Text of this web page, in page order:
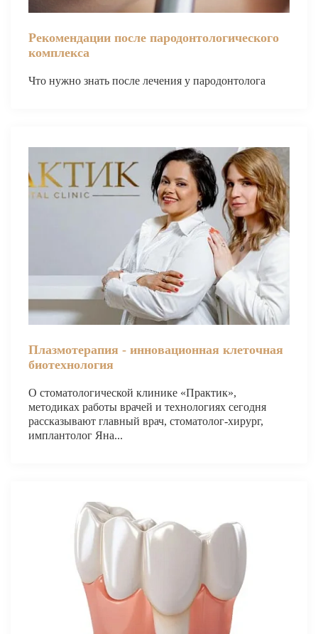
Имплантация верхней челюсти
Имплантационные системы Anthogyr
Коронка на имплант
Коронка на имплант
Восстановление и реставрация зубов
Реставрация зубов
Отбеливание зубов
Эстетическая стоматология
Протезирование на имплантах
Функциональная диагностика
Металлокерамические коронки
Безметалловая керамика
Рекомендации после пародонтологического
комплекса
Что нужно знать после лечения у пародонтолога
Плазмотерапия - инновационная клеточная
биотехнология
О стоматологической клинике «Практик»,
методиках работы врачей и технологиях сегодня
рассказывают главный врач, стоматолог-хирург,
имплантолог Яна...